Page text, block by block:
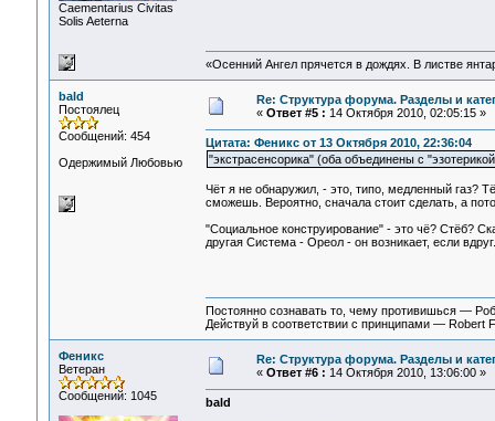
Сaementarius Civitas
Solis Aeterna
«Осенний Ангел прячется в дождях. В листве
bald
Постоялец
Сообщений: 454
Одержимый Любовью
Re: Структура форума. Разделы и
« Ответ #5 : 14 Октября 2010, 02:05:15 »
Цитата: Феникс от 13 Октября 2010, 22:36:04
"экстрасенсорика" (оба объединены с
Чёт я не обнаружил, - это, типо, медленный газ?
сможешь. Вероятно, сначала стоит сделать, а
"Социальное конструирование" - это чё? Стёб?
другая Система - Ореол - он возникает, если
Постоянно сознавать то, чему противишься —
Действуй в соответствии с принципами — Robert
Феникс
Ветеран
Сообщений: 1045
Re: Структура форума. Разделы и
« Ответ #6 : 14 Октября 2010, 13:06:00 »
bald